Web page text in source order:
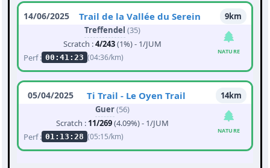
14/06/2025 Trail de la Vallée du Serein
9km
Treffendel (35)
Scratch :4/243(1%) - 1/JUM
Perf : 00:41:23 (04:36/km)
NATURE
05/04/2025 Ti Trail - Le Oyen Trail
14km
Guer(56)
Scratch : 11/269(4.09%) - 1/JUM
Perf : 01:13:28 (05:15/km)
NATURE